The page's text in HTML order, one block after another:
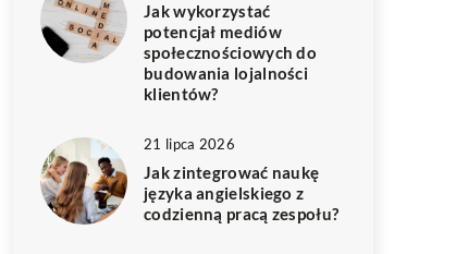
Jak wykorzystać
potencjał mediów
społecznościowych do
budowania lojalności
klientów?
21 lipca 2026
Jak zintegrować naukę
języka angielskiego z
codzienną pracą zespołu?